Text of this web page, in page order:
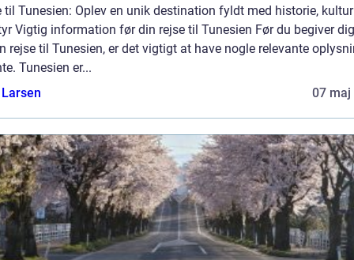
til Tunesien: Oplev en unik destination fyldt med historie,
Vigtig information før din rejse til Tunesien Før du begiver
rejse til Tunesien, er det vigtigt at have nogle relevante
Tunesien er...
07 maj